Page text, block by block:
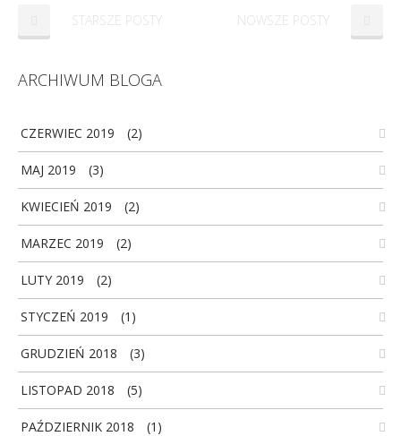
STARSZE POSTY NOWSZE POSTY
ARCHIWUM BLOGA
CZERWIEC 2019 (2)
MAJ 2019 (3)
KWIECIEŃ 2019 (2)
MARZEC 2019 (2)
LUTY 2019 (2)
STYCZEŃ 2019 (1)
GRUDZIEŃ 2018 (3)
LISTOPAD 2018 (5)
PAŹDZIERNIK 2018 (1)